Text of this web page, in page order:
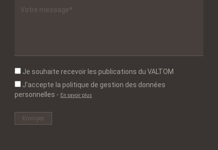
Je souhaite recevoir les publications du VALTOM
J'accepte la politique de gestion des données
personnelles - En savoir plus